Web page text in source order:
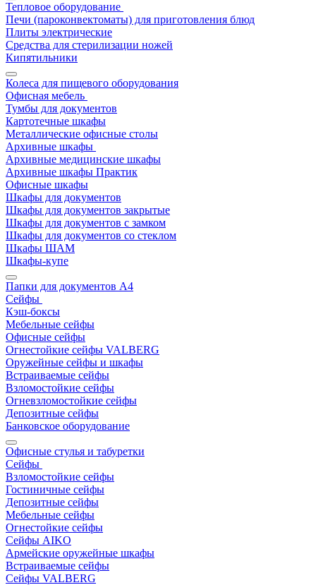
Тепловое оборудование
Печи (пароконвектоматы) для приготовления блюд
Плиты электрические
Средства для стерилизации ножей
Кипятильники
Колеса для пищевого оборудования
Офисная мебель
Тумбы для документов
Картотечные шкафы
Металлические офисные столы
Архивные шкафы
Архивные медицинские шкафы
Архивные шкафы Практик
Офисные шкафы
Шкафы для документов
Шкафы для документов закрытые
Шкафы для документов с замком
Шкафы для документов со стеклом
Шкафы ШАМ
Шкафы-купе
Папки для документов A4
Сейфы
Кэш-боксы
Мебельные сейфы
Офисные сейфы
Огнестойкие сейфы VALBERG
Оружейные сейфы и шкафы
Встраиваемые сейфы
Взломостойкие сейфы
Огневзломостойкие сейфы
Депозитные сейфы
Банковское оборудование
Офисные стулья и табуретки
Сейфы
Взломостойкие сейфы
Гостиничные сейфы
Депозитные сейфы
Мебельные сейфы
Огнестойкие сейфы
Сейфы AIKO
Армейские оружейные шкафы
Встраиваемые сейфы
Сейфы VALBERG